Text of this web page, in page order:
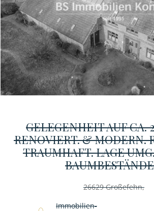
GELEGENHEIT AUF CA.
RENOVIERT. & MODERN.
TRAUMHAFT. LAGE
26629 Großefehn,
Immobilien-